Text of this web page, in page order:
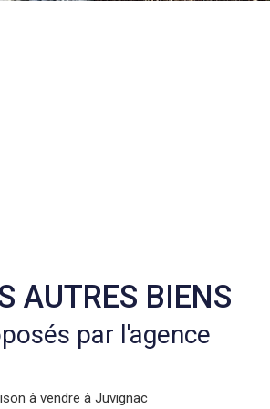
AUTRES BIENS
par l'agence
à vendre à Juvignac